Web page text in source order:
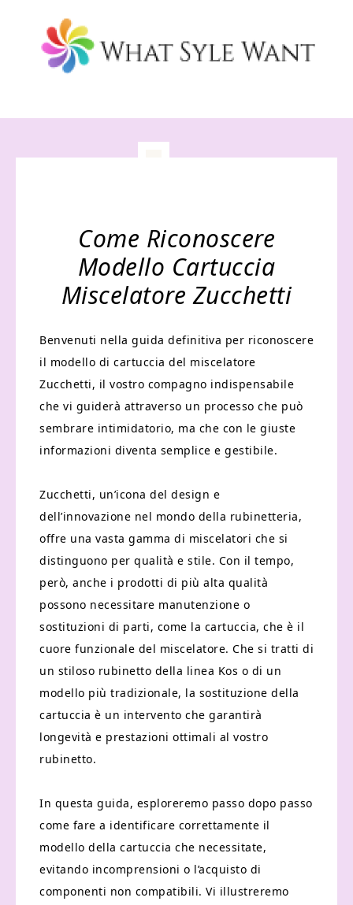
Come Riconoscere
Modello Cartuccia
Miscelatore Zucchetti
Benvenuti nella guida definitiva per riconoscere
il modello di cartuccia del miscelatore
Zucchetti, il vostro compagno indispensabile
che vi guiderà attraverso un processo che può
sembrare intimidatorio, ma che con le giuste
informazioni diventa semplice e gestibile.
Zucchetti, un’icona del design e
dell’innovazione nel mondo della rubinetteria,
offre una vasta gamma di miscelatori che si
distinguono per qualità e stile. Con il tempo,
però, anche i prodotti di più alta qualità
possono necessitare manutenzione o
sostituzioni di parti, come la cartuccia, che è il
cuore funzionale del miscelatore. Che si tratti di
un stiloso rubinetto della linea Kos o di un
modello più tradizionale, la sostituzione della
cartuccia è un intervento che garantirà
longevità e prestazioni ottimali al vostro
rubinetto.
In questa guida, esploreremo passo dopo passo
come fare a identificare correttamente il
modello della cartuccia che necessitate,
evitando incomprensioni o l’acquisto di
componenti non compatibili. Vi illustreremo